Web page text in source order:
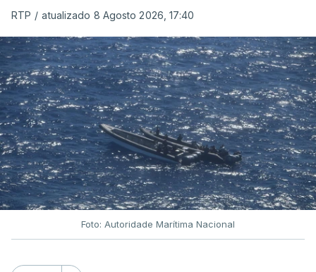
RTP / atualizado 8 Agosto 2026, 17:40
Foto: Autoridade Marítima Nacional